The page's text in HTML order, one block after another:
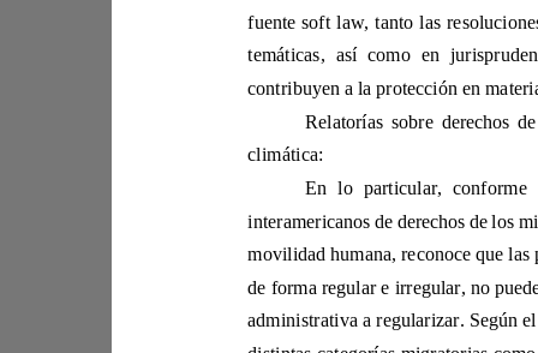
temáticas, así
climática:
de fo